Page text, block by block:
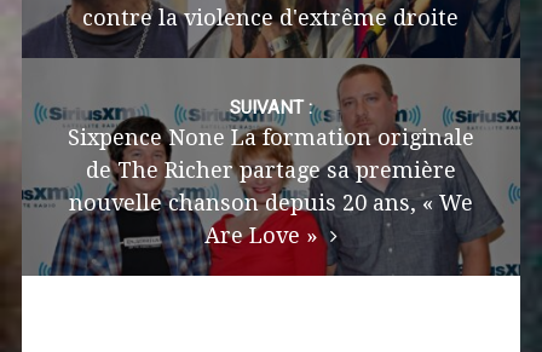
contre la violence d'extrême droite
SUIVANT :
Sixpence None La formation originale
de The Richer partage sa première
nouvelle chanson depuis 20 ans, « We
Are Love »